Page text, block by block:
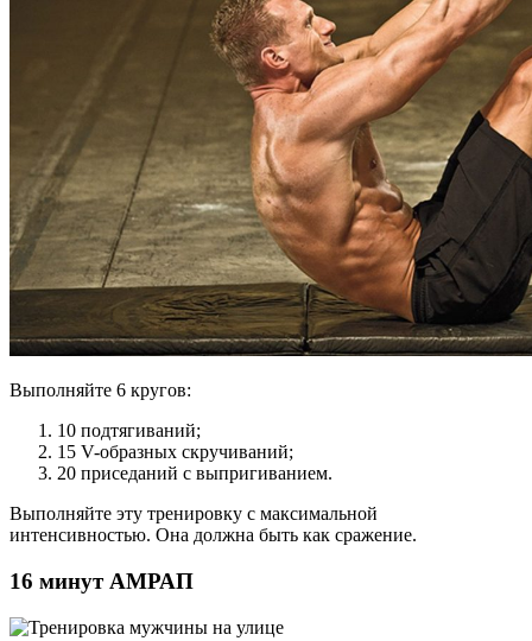
Выполняйте 6 кругов:
10 подтягиваний;
15 V-образных скручиваний;
20 приседаний с выпригиванием.
Выполняйте эту тренировку с максимальной
интенсивностью. Она должна быть как сражение.
16 минут АМРАП